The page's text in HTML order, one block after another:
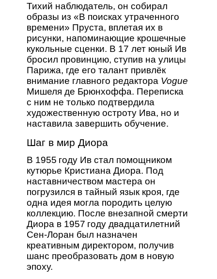
Тихий наблюдатель, он собирал
образы из «В поисках утраченного
времени» Пруста, вплетая их в
рисунки, напоминающие крошечные
кукольные сценки. В 17 лет юный Ив
бросил провинцию, ступив на улицы
Парижа, где его талант привлёк
внимание главного редактора Vogue
Мишеля де Брюнхоффа. Переписка
с ним не только подтвердила
художественную остроту Ива, но и
наставила завершить обучение.
Шаг в мир Диора
В 1955 году Ив стал помощником
кутюрье Кристиана Диора. Под
наставничеством мастера он
погрузился в тайный язык кроя, где
одна идея могла породить целую
коллекцию. После внезапной смерти
Диора в 1957 году двадцатилетний
Сен-Лоран был назначен
креативным директором, получив
шанс преобразовать дом в новую
эпоху.